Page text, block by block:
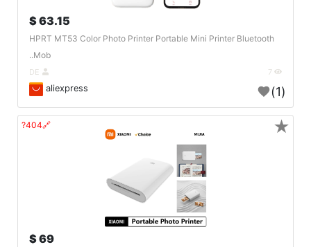
63.15 $
HPRT MT53 Color Photo Printer Portable Mini Printer Bluetooth
Mob..
aliexpress (1)
🔗404?
69 $
★